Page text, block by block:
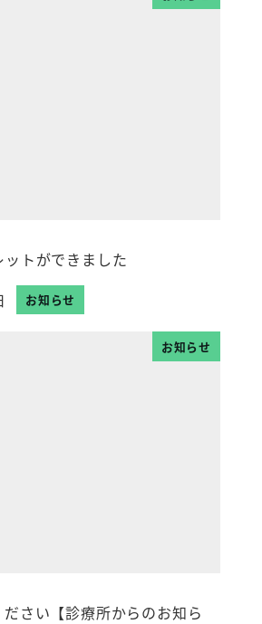
トができました
お知らせ
お知らせ
さい【診療所からのお知ら